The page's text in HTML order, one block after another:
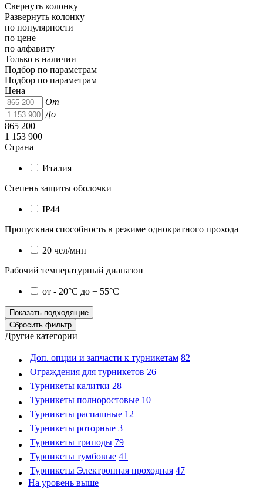
Свернуть колонку
Развернуть колонку
по популярности
по цене
по алфавиту
Только в наличии
Подбор по параметрам
Подбор по параметрам
Цена
От
До
865 200
1 153 900
Страна
Италия
Степень защиты оболочки
IP44
Пропускная способность в режиме однократного прохода
20 чел/мин
Рабочий температурный диапазон
от - 20°C до + 55°C
Другие категории
Доп. опции и запчасти к турникетам 82
Ограждения для турникетов 26
Турникеты калитки 28
Турникеты полноростовые 10
Турникеты распашные 12
Турникеты роторные 3
Турникеты триподы 79
Турникеты тумбовые 41
Турникеты Электронная проходная 47
На уровень выше